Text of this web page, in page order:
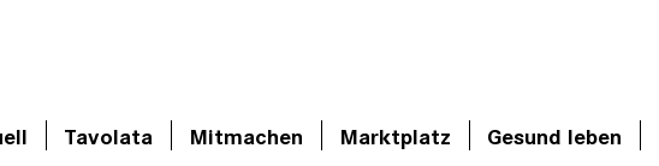
Tavolata Mitmachen Marktplatz Gesund leben